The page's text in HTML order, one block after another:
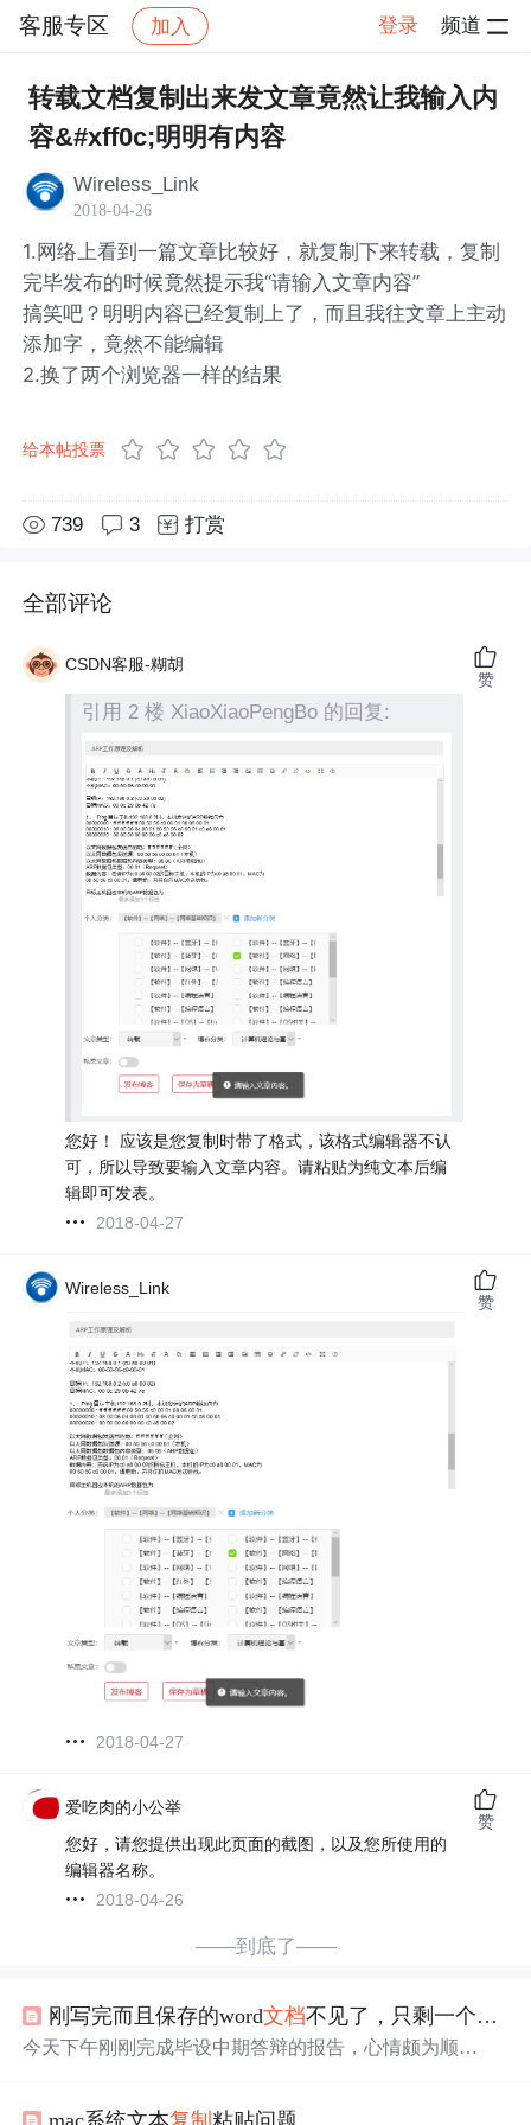
客服专区 加入 登录 频道
社区 客服专区 帖子详情
转载文档复制出来发文章竟然让我输入内
容&#xff0c;明明有内容
Wireless_Link
2018-04-26
1.网络上看到一篇文章比较好，就复制下来转载，复制
完毕发布的时候竟然提示我“请输入文章内容”
搞笑吧？明明内容已经复制上了，而且我往文章上主动
添加字，竟然不能编辑
2.换了两个浏览器一样的结果
给本帖投票
739 3 打赏
全部评论
CSDN客服-糊胡
引用 2 楼 XiaoXiaoPengBo 的回复:
您好！ 应该是您复制时带了格式，该格式编辑器不认
可，所以导致要输入文章内容。请粘贴为纯文本后编
辑即可发表。
2018-04-27
赞
Wireless_Link
2018-04-27
赞
爱吃肉的小公举
您好，请您提供出现此页面的截图，以及您所使用的
编辑器名称。
2018-04-26
赞
——到底了——
刚写完而且保存的word文档不见了，只剩一个封面？
今天下午刚刚完成毕设中期答辩的报告，心情颇为顺
mac系统文本复制 粘贴问题